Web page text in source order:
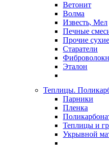
Ветонит
Волма
Известь, Мел
Печные
Прочие
Старатели
Эталон
Теплицы.
Парники
Пленка
Теплицы и
Укрывной